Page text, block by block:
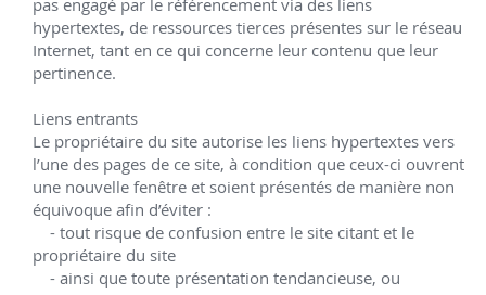
- une focale cognitive variable créant un processus
de zoom/dézoom qui permet de prendre de la
hauteur avec tous les paramètres quand c’est
nécessaire, en mode chef de projet ou consultant,
puis de rentrer dans les détails pour affiner,
s’appuyant alors sur les compétences des
spécialistes.
- l’apprentissage complexe rapide : nous sommes
pas engagé par le référencement via des liens
hypertextes, de ressources tierces présentes sur le réseau
Internet, tant en ce qui concerne leur contenu que leur
pertinence.
Liens entrants
Le propriétaire du site autorise les liens hypertextes vers
l’une des pages de ce site, à condition que ceux-ci ouvrent
une nouvelle fenêtre et soient présentés de manière non
équivoque afin d’éviter :
propriétaire du site